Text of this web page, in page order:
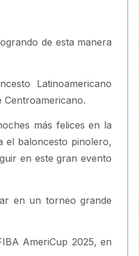
de esta manera
Latinoamericano
Centroamericano.
más felices en la
el baloncesto pinolero,
en este gran evento
en un torneo grande
AmeriCup 2025, en